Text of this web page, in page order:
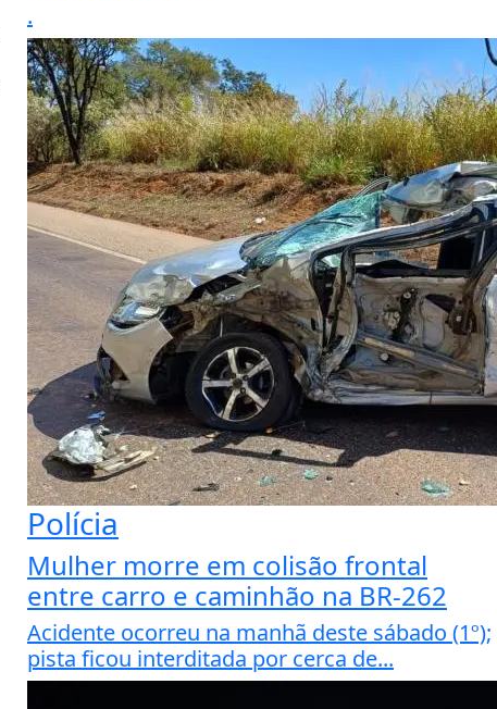
.
Polícia
Mulher morre em colisão frontal
entre carro e caminhão na BR-262
Acidente ocorreu na manhã deste sábado (1º);
pista ficou interditada por cerca de...